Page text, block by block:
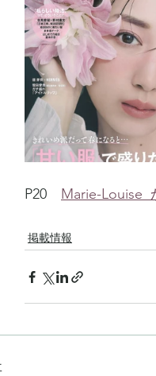
P20 Marie-Louise
掲載情報